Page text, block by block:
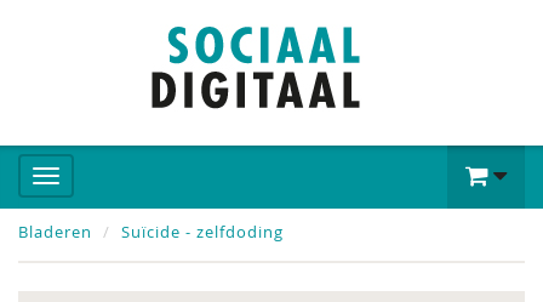
Bladeren Suïcide - zelfdoding